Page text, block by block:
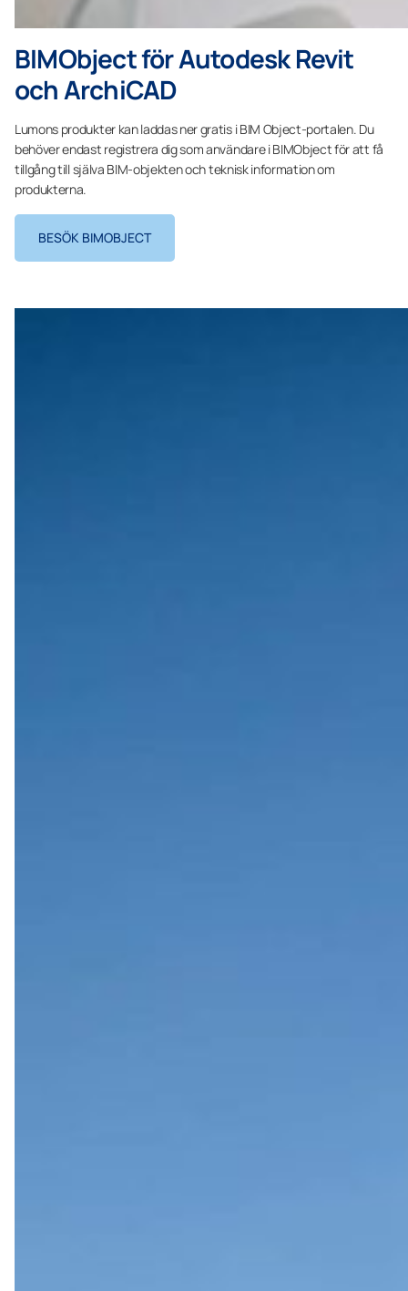
BIMObject för Autodesk Revit
och ArchiCAD
Lumons produkter kan laddas ner gratis i BIM Object-portalen. Du
behöver endast registrera dig som användare i BIMObject för att få
tillgång till själva BIM-objekten och teknisk information om
produkterna.
BESÖK BIMOBJECT